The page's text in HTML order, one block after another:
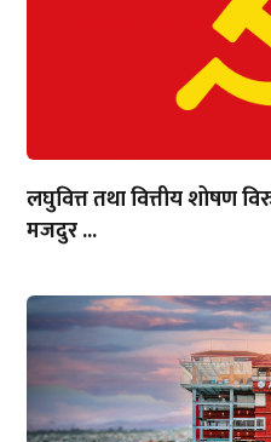
लघुवित्त तथा वित्तीय शोषण
मजदुर ...